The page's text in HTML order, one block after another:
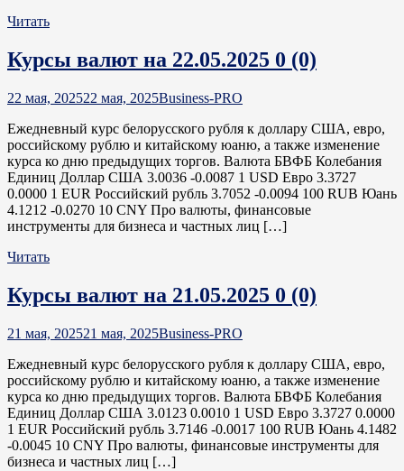
Читать
Курсы валют на 22.05.2025 0 (0)
22 мая, 202522 мая, 2025Business-PRO
Ежедневный курс белорусского рубля к доллару США, евро,
российскому рублю и китайскому юаню, а также изменение
курса ко дню предыдущих торгов. Валюта БВФБ Колебания
Единиц Доллар США 3.0036 -0.0087 1 USD Евро 3.3727
0.0000 1 EUR Российский рубль 3.7052 -0.0094 100 RUB Юань
4.1212 -0.0270 10 CNY Про валюты, финансовые
инструменты для бизнеса и частных лиц […]
Читать
Курсы валют на 21.05.2025 0 (0)
21 мая, 202521 мая, 2025Business-PRO
Ежедневный курс белорусского рубля к доллару США, евро,
российскому рублю и китайскому юаню, а также изменение
курса ко дню предыдущих торгов. Валюта БВФБ Колебания
Единиц Доллар США 3.0123 0.0010 1 USD Евро 3.3727 0.0000
1 EUR Российский рубль 3.7146 -0.0017 100 RUB Юань 4.1482
-0.0045 10 CNY Про валюты, финансовые инструменты для
бизнеса и частных лиц […]